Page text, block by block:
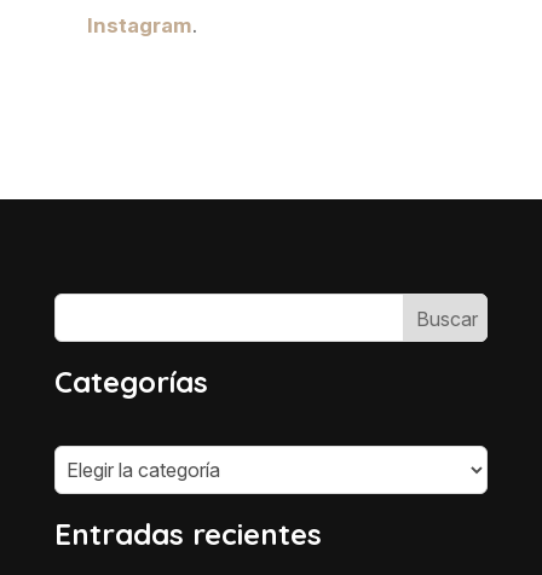
Instagram.
Categorías
Categorías
Entradas recientes